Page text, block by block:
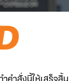
คำสั่งนี้ให้เสร็จสิ้น